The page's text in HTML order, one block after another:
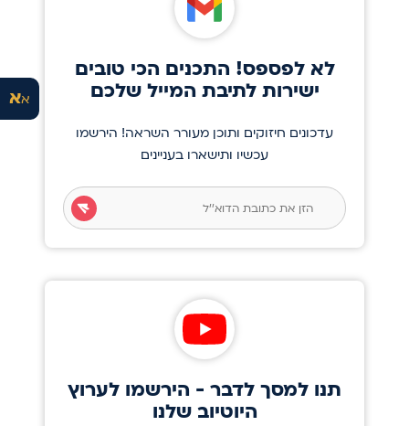
אא
לא לפספס! התכנים הכי טובים
ישירות לתיבת המייל שלכם
עדכונים חיזוקים ותוכן מעורר השראה! הירשמו
עכשיו ותישארו בעניינים
תנו למסך לדבר - הירשמו לערוץ
היוטיוב שלנו